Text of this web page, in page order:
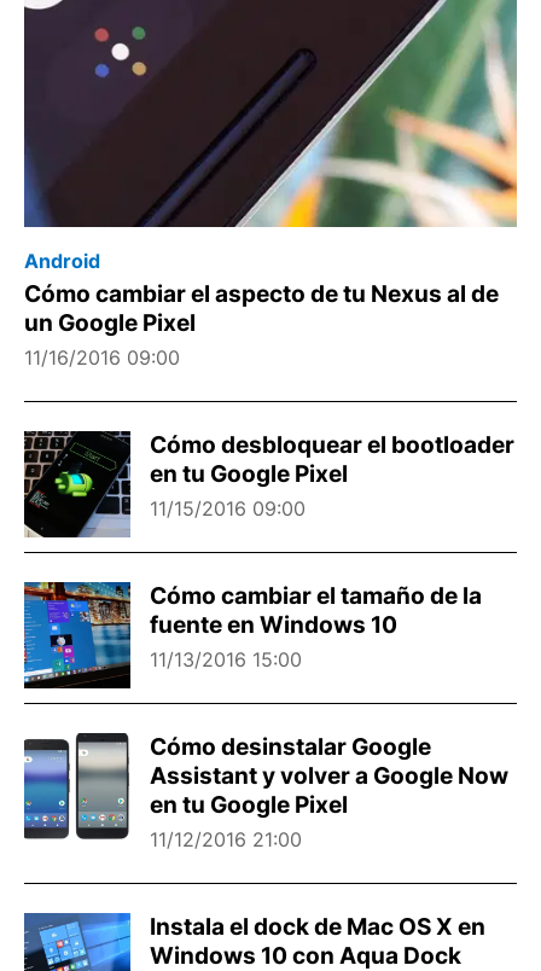
Android
Cómo cambiar el aspecto de tu Nexus al de
un Google Pixel
11/16/2016 09:00
Cómo desbloquear el bootloader
en tu Google Pixel
11/15/2016 09:00
Cómo cambiar el tamaño de la
fuente en Windows 10
11/13/2016 15:00
Cómo desinstalar Google
Assistant y volver a Google Now
en tu Google Pixel
11/12/2016 21:00
Instala el dock de Mac OS X en
Windows 10 con Aqua Dock